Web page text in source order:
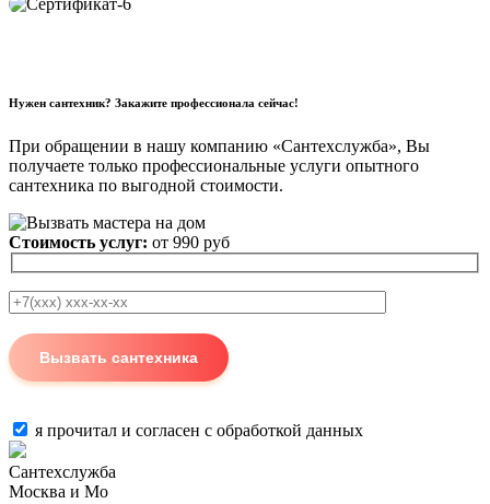
Нужен сантехник? Закажите профессионала сейчас!
При обращении в нашу компанию «Сантехслужба», Вы
получаете только профессиональные услуги опытного
сантехника по выгодной стоимости.
Стоимость услуг: от 990 руб
я прочитал и согласен с обработкой данных
Сантехслужба
Москва и Мо